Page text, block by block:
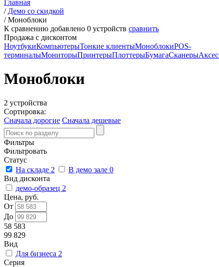
Главная
/ Демо со скидкой
/Моноблоки
К сравнению добавлено 0 устройств сравнить
Продажа с дисконтом
НоутбукиКомпьютерыТонкие клиентыМоноблокиPOS-
терминалыМониторыПринтерыПлоттерыБумагаСканеры
Моноблоки
2 устройства
Сортировка:
Сначала дорогие Сначала дешевые
Фильтры
Фильтровать
Статус
На складе 2 В демо зале 0
Вид дисконта
демо-образец 2
Цена, руб.
От
До
58 583
99 829
Вид
Для бизнеса 2
Серия